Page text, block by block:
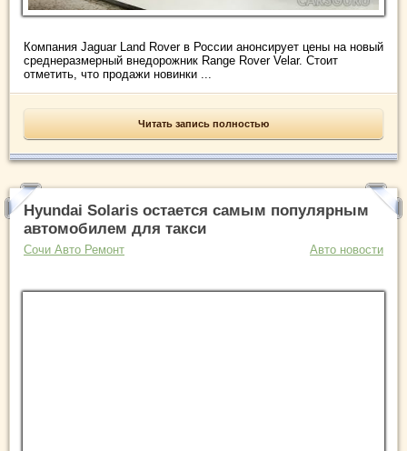
Компания Jaguar Land Rover в России анонсирует цены на новый
среднеразмерный внедорожник Range Rover Velar. Стоит
отметить, что продажи новинки ...
Читать запись полностью
Hyundai Solaris остается самым популярным
автомобилем для такси
Сочи Авто Ремонт Авто новости